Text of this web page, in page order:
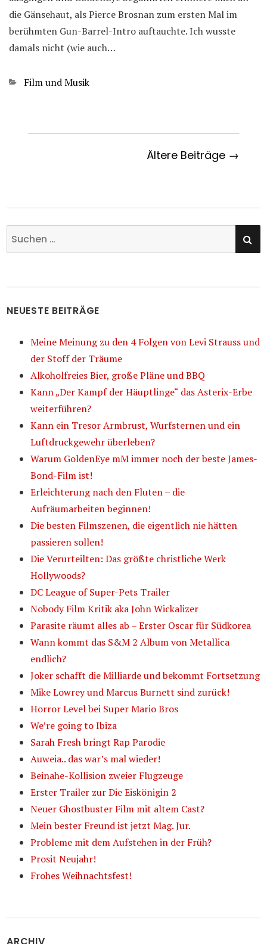
die Gänsehaut, als Pierce Brosnan zum ersten Mal im
berühmten Gun-Barrel-Intro auftauchte. Ich wusste
damals nicht (wie auch…
Kategorien
Film und Musik
Ältere Beiträge →
Suchen
nach:
NEUESTE BEITRÄGE
Meine Meinung zu den 4 Folgen von Levi Strauss und
der Stoff der Träume
Alkoholfreies Bier, große Pläne und BBQ
Kann „Der Kampf der Häuptlinge“ das Asterix-Erbe
weiterführen?
Kann ein Tresor Armbrust, Wurfsternen und ein
Luftdruckgewehr überleben?
Warum GoldenEye mM immer noch der beste James-
Bond-Film ist!
Erleichterung nach den Fluten – die
Aufräumarbeiten beginnen!
Die besten Filmszenen, die eigentlich nie hätten
passieren sollen!
Die Verurteilten: Das größte christliche Werk
Hollywoods?
DC League of Super-Pets Trailer
Nobody Film Kritik aka John Wickalizer
Parasite räumt alles ab – Erster Oscar für Südkorea
Wann kommt das S&M 2 Album von Metallica
endlich?
Joker schafft die Milliarde und bekommt Fortsetzung
Mike Lowrey und Marcus Burnett sind zurück!
Horror Level bei Super Mario Bros
We’re going to Ibiza
Sarah Fresh bringt Rap Parodie
Auweia.. das war’s mal wieder!
Beinahe-Kollision zweier Flugzeuge
Erster Trailer zur Die Eiskönigin 2
Neuer Ghostbuster Film mit altem Cast?
Mein bester Freund ist jetzt Mag. Jur.
Probleme mit dem Aufstehen in der Früh?
Prosit Neujahr!
Frohes Weihnachtsfest!